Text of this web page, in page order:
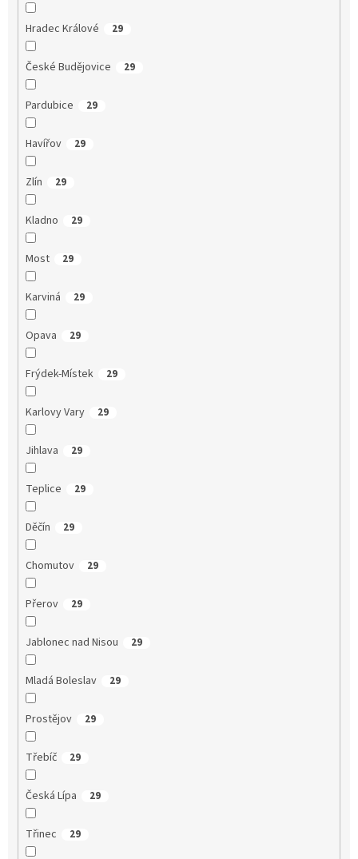
Hradec Králové 29
České Budějovice 29
Pardubice 29
Havířov 29
Zlín 29
Kladno 29
Most 29
Karviná 29
Opava 29
Frýdek-Místek 29
Karlovy Vary 29
Jihlava 29
Teplice 29
Děčín 29
Chomutov 29
Přerov 29
Jablonec nad Nisou 29
Mladá Boleslav 29
Prostějov 29
Třebíč 29
Česká Lípa 29
Třinec 29